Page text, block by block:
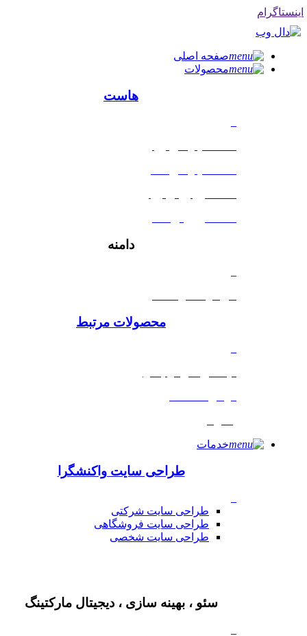
اینستاگرام
صفحه اصلی
محصولات
هاست
دامنه
محصولات مرتبط
خدمات
طراحی سایت واکنشگرا
طراحی سایت شرکتی
طراحی سایت فروشگاهی
طراحی سایت شخصی
سئو ، بهینه سازی ، دیجیتال مارکتینگ